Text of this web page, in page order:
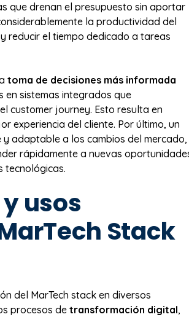
que drenan el presupuesto sin aportar
la productividad del
reducir el tiempo dedicado a tareas
toma de decisiones más informada
en sistemas integrados que
customer journey. Esto resulta en
experiencia del cliente. Por último, un
adaptable a los cambios del mercado,
rápidamente a nuevas
tecnológicas.
usos
Stack
del MarTech stack en diversos
procesos de transformación digital,